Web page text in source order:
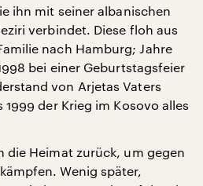
ihn mit seiner albanischen
verbindet. Diese floh aus
nach Hamburg; Jahre
bei einer Geburtstagsfeier
von Arjetas Vaters
1999 der Krieg im Kosovo alles
die Heimat zurück, um gegen
Wenig später,